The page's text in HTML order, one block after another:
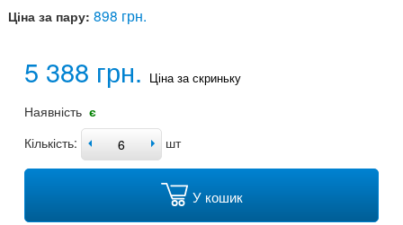
Ціна за пару: 898 грн.
5 388 грн. Ціна за скриньку
Наявність є
Кількість:
шт
У кошик